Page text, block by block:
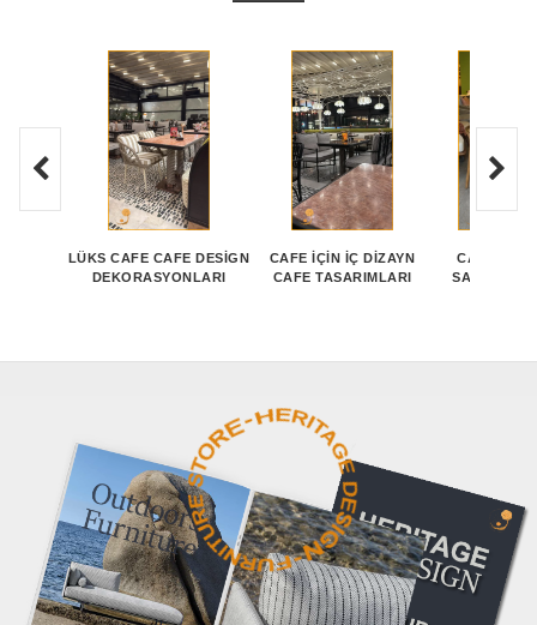
LÜKS CAFE CAFE DESIGN
DEKORASYONLARI
CAFE İÇIN İÇ DIZAYN
CAFE TASARIMLARI
CAFE İÇIN
SANDALYE